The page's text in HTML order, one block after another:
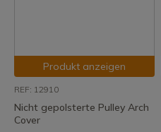
Produkt anzeigen
REF: 12910
Nicht gepolsterte Pulley Arch
Cover